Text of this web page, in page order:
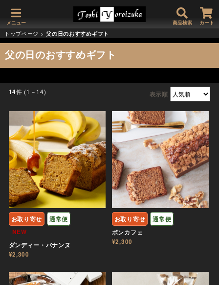
メニュー 商品検索 カート
トップページ >父の日のおすすめギフト
父の日のおすすめギフト
14件 (1－14) 表示順
お取り寄せ
通常便
NEW
ダンディー・バナンヌ
¥2,300
お取り寄せ
通常便
ボンカフェ
¥2,300